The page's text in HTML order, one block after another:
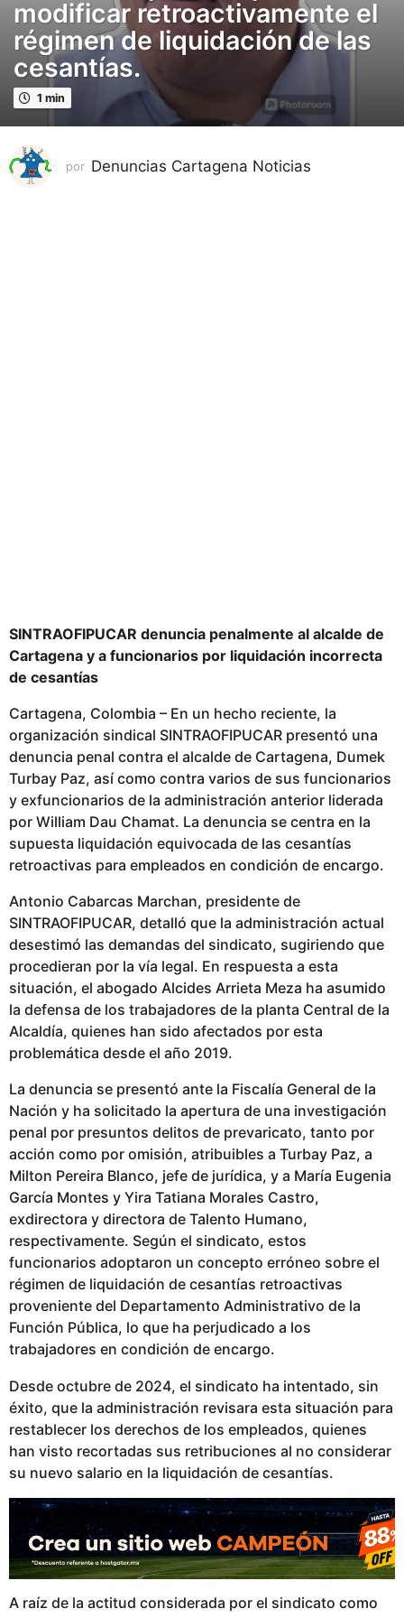
s
p
b
a
modificar retroactivamente el
régimen de liquidación de las
cesantías.
1 min
por Denuncias Cartagena Noticias
SINTRAOFIPUCAR denuncia penalmente al alcalde de
Cartagena y a funcionarios por liquidación incorrecta
de cesantías
Cartagena, Colombia – En un hecho reciente, la
organización sindical SINTRAOFIPUCAR presentó una
denuncia penal contra el alcalde de Cartagena, Dumek
Turbay Paz, así como contra varios de sus funcionarios
y exfuncionarios de la administración anterior liderada
por William Dau Chamat. La denuncia se centra en la
supuesta liquidación equivocada de las cesantías
retroactivas para empleados en condición de encargo.
Antonio Cabarcas Marchan, presidente de
SINTRAOFIPUCAR, detalló que la administración actual
desestimó las demandas del sindicato, sugiriendo que
procedieran por la vía legal. En respuesta a esta
situación, el abogado Alcides Arrieta Meza ha asumido
la defensa de los trabajadores de la planta Central de la
Alcaldía, quienes han sido afectados por esta
problemática desde el año 2019.
La denuncia se presentó ante la Fiscalía General de la
Nación y ha solicitado la apertura de una investigación
penal por presuntos delitos de prevaricato, tanto por
acción como por omisión, atribuibles a Turbay Paz, a
Milton Pereira Blanco, jefe de jurídica, y a María Eugenia
García Montes y Yira Tatiana Morales Castro,
exdirectora y directora de Talento Humano,
respectivamente. Según el sindicato, estos
funcionarios adoptaron un concepto erróneo sobre el
régimen de liquidación de cesantías retroactivas
proveniente del Departamento Administrativo de la
Función Pública, lo que ha perjudicado a los
trabajadores en condición de encargo.
Desde octubre de 2024, el sindicato ha intentado, sin
éxito, que la administración revisara esta situación para
restablecer los derechos de los empleados, quienes
han visto recortadas sus retribuciones al no considerar
su nuevo salario en la liquidación de cesantías.
A raíz de la actitud considerada por el sindicato como